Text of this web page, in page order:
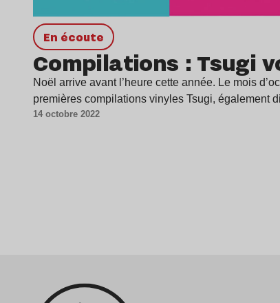
en écoute
Compilations : Tsugi
Noël arrive avant l’heure cette année. Le mois
premières compilations vinyles Tsugi, également
14 octobre 2022